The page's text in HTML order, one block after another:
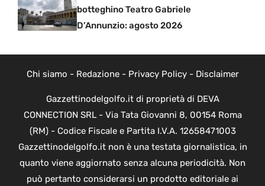
botteghino Teatro Gabriele
D’Annunzio: agosto 2026
Chi siamo - Redazione- Privacy Policy- Disclaimer
Gazzettinodelgolfo.it di proprietà di DEVA
CONNECTION SRL - Via Tata Giovanni 8, 00154 Roma
(RM) - Codice Fiscale e Partita I.V.A. 12658471003
Gazzettinodelgolfo.it non è una testata giornalistica, in
quanto viene aggiornato senza alcuna periodicità. Non
può pertanto considerarsi un prodotto editoriale ai